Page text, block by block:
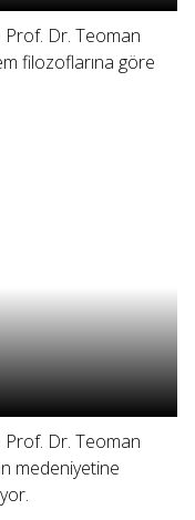
Prof. Dr. Teoman
filozoflarına göre
Prof. Dr. Teoman
medeniyetine